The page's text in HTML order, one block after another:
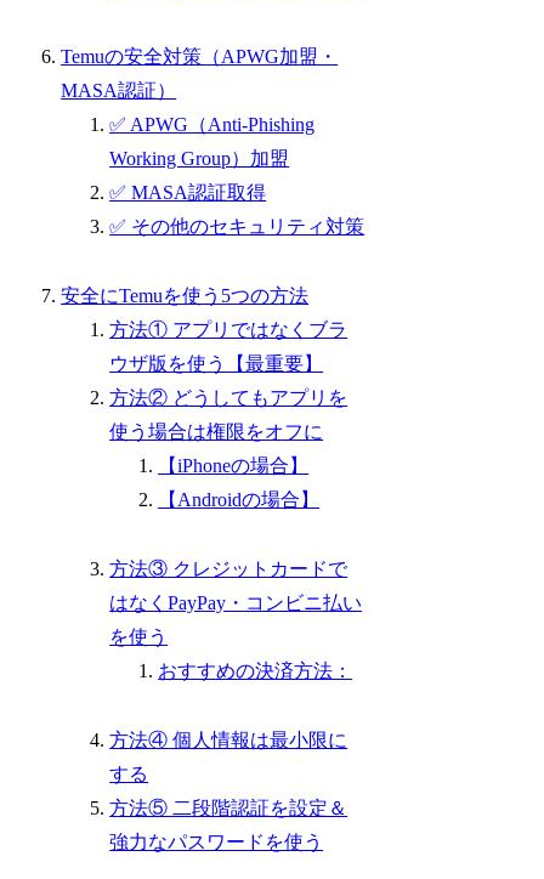
Temuの安全対策（APWG加盟・
MASA認証）
✅ APWG（Anti-Phishing
Working Group）加盟
✅ MASA認証取得
✅ その他のセキュリティ対策
安全にTemuを使う5つの方法
方法① アプリではなくブラ
ウザ版を使う【最重要】
方法② どうしてもアプリを
使う場合は権限をオフに
【iPhoneの場合】
【Androidの場合】
方法③ クレジットカードで
はなくPayPay・コンビニ払い
を使う
おすすめの決済方法：
方法④ 個人情報は最小限に
する
方法⑤ 二段階認証を設定＆
強力なパスワードを使う